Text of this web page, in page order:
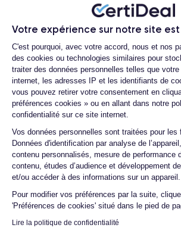
Votre expérience sur notre site
Plateforme de Gestion
C'est pourquoi, avec votre accord, nous et nos
des cookies ou technologies similaires pour
traiter des données personnelles telles que
internet, les adresses IP et les identifiants de
vous pouvez retirer votre consentement en
préférences cookies » ou en allant dans notre
confidentialité sur ce site internet.
Vos données personnelles sont traitées pour
Données d'identification par analyse de
contenu personnalisés, mesure de performance
contenu, études d’audience et développement
et/ou accéder à des informations sur un appareil.
Pour modifier vos préférences par la suite,
'Préférences de cookies' situé dans le pied de
Lire la politique de confidentialité
Axeptio consent
8 Go 128, 256,
Nom du processeur
Puce A18
Nombre
6
Nom du GPU
GPU à 5 cœurs Sub-6 GHz
Appareil photo principal
48 MP (avec nouvelles lentilles
améliorées)
Appareil
12 MP
Résolution vidéo
4K - 3840 x 2160 px
Charge
Oui, 20W
Batterie
Est-il possible de payer l’iPhone
plusieurs fois ?
Que se passe-t-il après avoir
commande ?
Quelle société utilisez-vous
l'expédition ?
Quels sont les délais de livraison
Que se passe-t-il si je change
après avoir acheté/reçu le
Comment demander un retour ?
Comment contacter le service
Quelle est la différence entre
SIM et une eSIM ?
Comment activer une eSIM ?